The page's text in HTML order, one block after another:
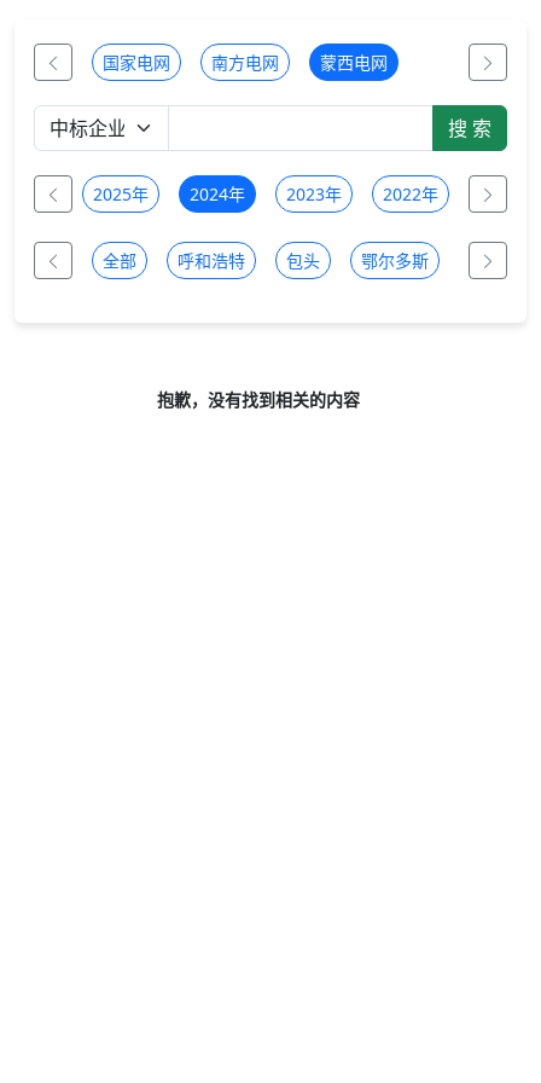
国家电网 南方电网 蒙西电网
年 2025年 2024年 2023年 2022年 2021年
全部 呼和浩特 包头 鄂尔多斯 乌兰察布
抱歉，没有找到相关的内容